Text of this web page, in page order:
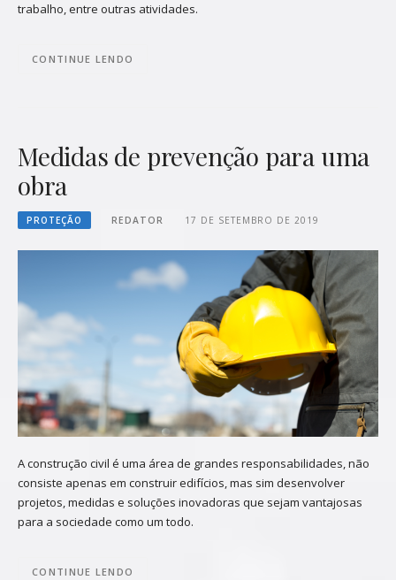
trabalho, entre outras atividades.
CONTINUE LENDO
Medidas de prevenção para uma
obra
PROTEÇÃO REDATOR 17 DE SETEMBRO DE 2019
A construção civil é uma área de grandes responsabilidades, não
consiste apenas em construir edifícios, mas sim desenvolver
projetos, medidas e soluções inovadoras que sejam vantajosas
para a sociedade como um todo.
CONTINUE LENDO